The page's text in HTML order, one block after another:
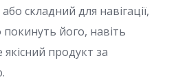
складний для навігації,
його, навіть
продукт за